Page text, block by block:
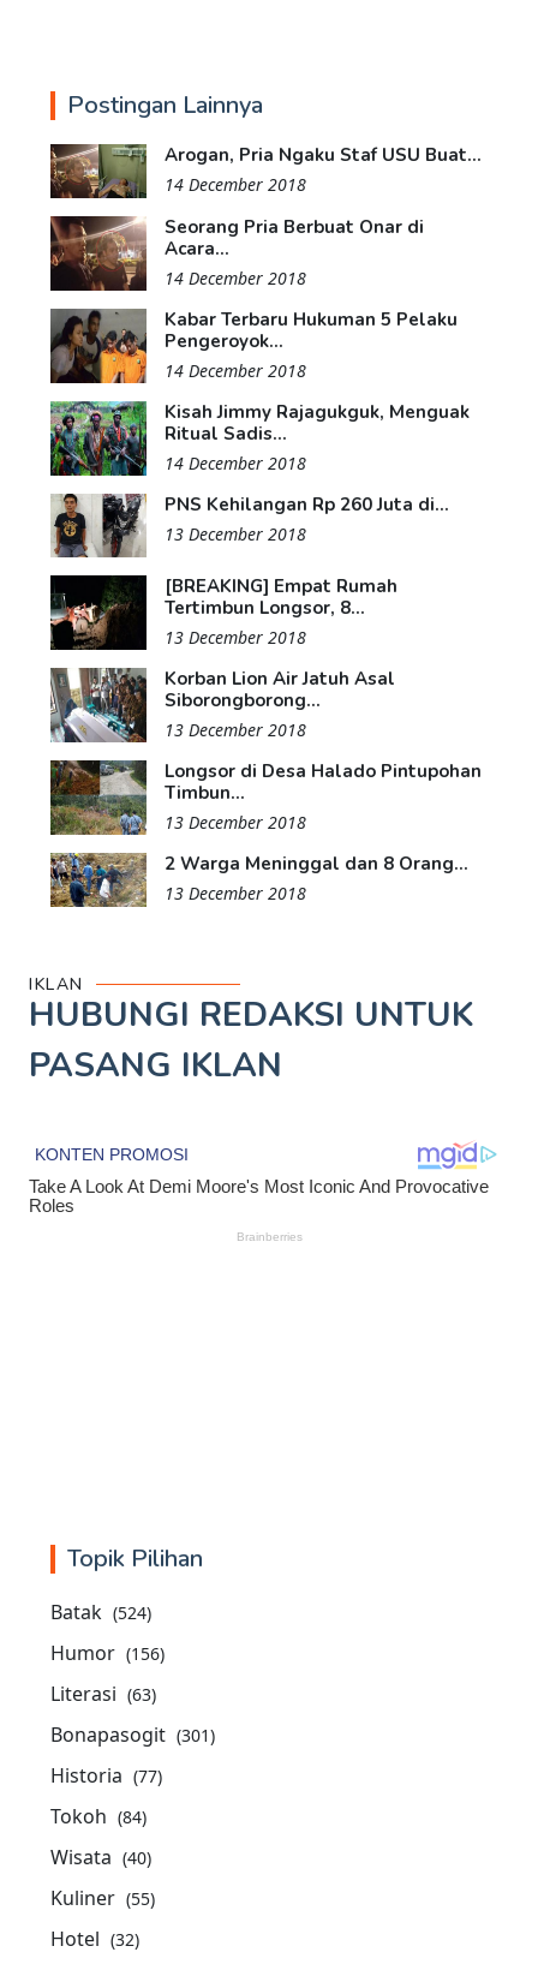
Postingan Lainnya
Arogan, Pria Ngaku Staf USU Buat...
14 December 2018
Seorang Pria Berbuat Onar di
Acara...
14 December 2018
Kabar Terbaru Hukuman 5 Pelaku
Pengeroyok...
14 December 2018
Kisah Jimmy Rajagukguk, Menguak
Ritual Sadis...
14 December 2018
PNS Kehilangan Rp 260 Juta di...
13 December 2018
[BREAKING] Empat Rumah
Tertimbun Longsor, 8...
13 December 2018
Korban Lion Air Jatuh Asal
Siborongborong...
13 December 2018
Longsor di Desa Halado Pintupohan
Timbun...
13 December 2018
2 Warga Meninggal dan 8 Orang...
13 December 2018
IKLAN
HUBUNGI REDAKSI UNTUK
PASANG IKLAN
Topik Pilihan
Batak (524)
Humor (156)
Literasi (63)
Bonapasogit (301)
Historia (77)
Tokoh (84)
Wisata (40)
Kuliner (55)
Hotel (32)